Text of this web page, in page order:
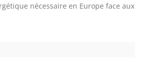
nécessaire en Europe face aux